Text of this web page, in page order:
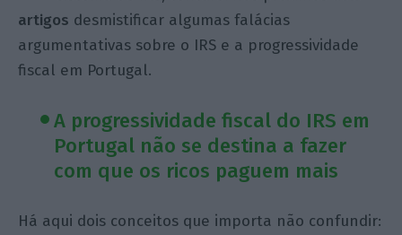
artigos desmistificar algumas falácias
argumentativas sobre o IRS e a progressividade
fiscal em Portugal.
A progressividade fiscal do IRS em
Portugal não se destina a fazer
com que os ricos paguem mais
Há aqui dois conceitos que importa não confundir: